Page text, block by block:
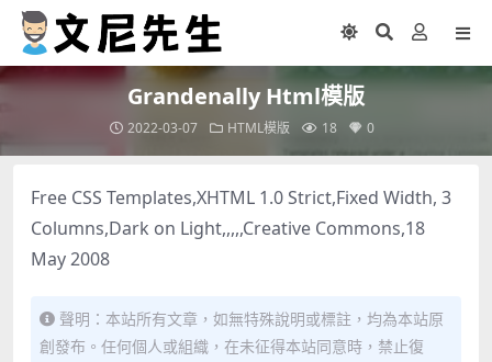
Grandenally Html模版
2022-03-07 HTML模版 18 0
Free CSS Templates,XHTML 1.0 Strict,Fixed Width, 3
Columns,Dark on Light,,,,,Creative Commons,18
May 2008
聲明：本站所有文章，如無特殊說明或標註，均為本站原
創發布。任何個人或組織，在未征得本站同意時，禁止復